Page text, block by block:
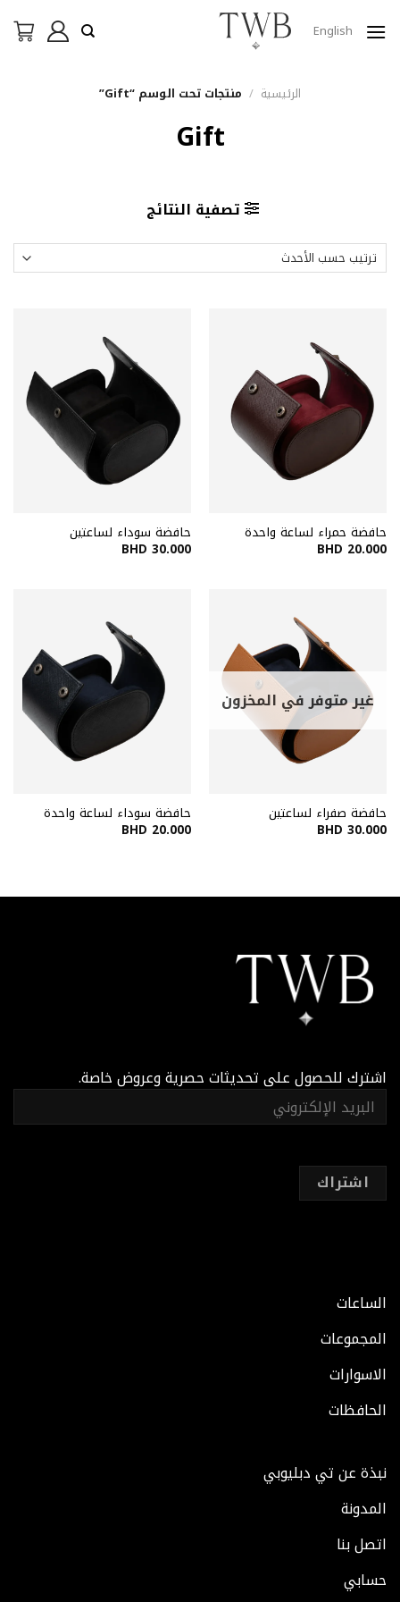
للمحتوىEnglish
Gift
الرئيسية / منتجات تحت الوسم “Gift”
تصفية النتائج
حافضة حمراء لساعة واحدة
BHD 20.000
حافضة سوداء لساعتين
BHD 30.000
غير متوفر في المخزون
حافضة صفراء لساعتين
BHD 30.000
حافضة سوداء لساعة واحدة
BHD 20.000
اشترك للحصول على تحديثات حصرية وعروض خاصة.
الساعات
المجموعات
الاسوارات
الحافظات
نبذة عن تي دبليوبي
المدونة
اتصل بنا
حسابي